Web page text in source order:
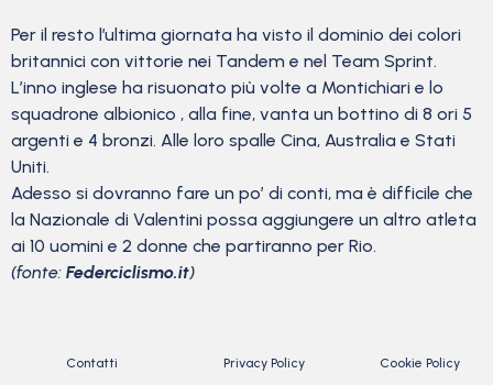
Per il resto l’ultima giornata ha visto il dominio dei colori
britannici con vittorie nei Tandem e nel Team Sprint.
L’inno inglese ha risuonato più volte a Montichiari e lo
squadrone albionico , alla fine, vanta un bottino di 8 ori 5
argenti e 4 bronzi. Alle loro spalle Cina, Australia e Stati
Uniti.
Adesso si dovranno fare un po’ di conti, ma è difficile che
la Nazionale di Valentini possa aggiungere un altro atleta
ai 10 uomini e 2 donne che partiranno per Rio.
(fonte: Federciclismo.it)
Contatti Privacy Policy Cookie Policy